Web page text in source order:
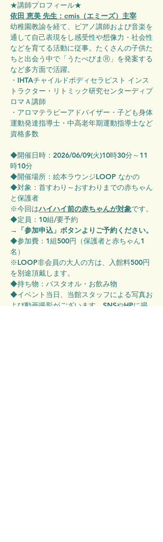
★講師プロフィール★
依田 恵美 先生：emis（エミーズ）主宰
幼稚園教諭を経て、ピアノ講師および音楽を
通して自己表現をし感受性や想像力・社会性
などを育てる活動に従事。たくさんの子供た
ちと出会う中で「うたべびまⓇ」を発案する
など多方面で活躍。
・IHTAチャイルドボディセラピスト インス
トラクター・リトミック研究センターディプ
ロマＡ講師
・アロマテラピーアドバイザー・子ども身体
運動発達指導士・中高老年期運動指導士など
資格多数
◆開催日時：2026/06/09(火)10時30分～11
時10分
◆開催場所：絵本ラウンジLOOP なかの
◆対象：首すわり～おすわりまでの赤ちゃん
と保護者
※今回はハイハイ前の赤ちゃんが対象です。
◆定員：10組/要予約
→
「参加申込」ボタンよりご予約ください。
◆参加費：1組500円（保護者と赤ちゃん1
名）
※LOOP非会員の大人の方は、入館料500円
を別途頂戴します。
◆持ち物：バスタオル・お飲み物
◆イベント当日、当館スタッフによる写真お
よび動画撮影がございます。SNSやHPに掲